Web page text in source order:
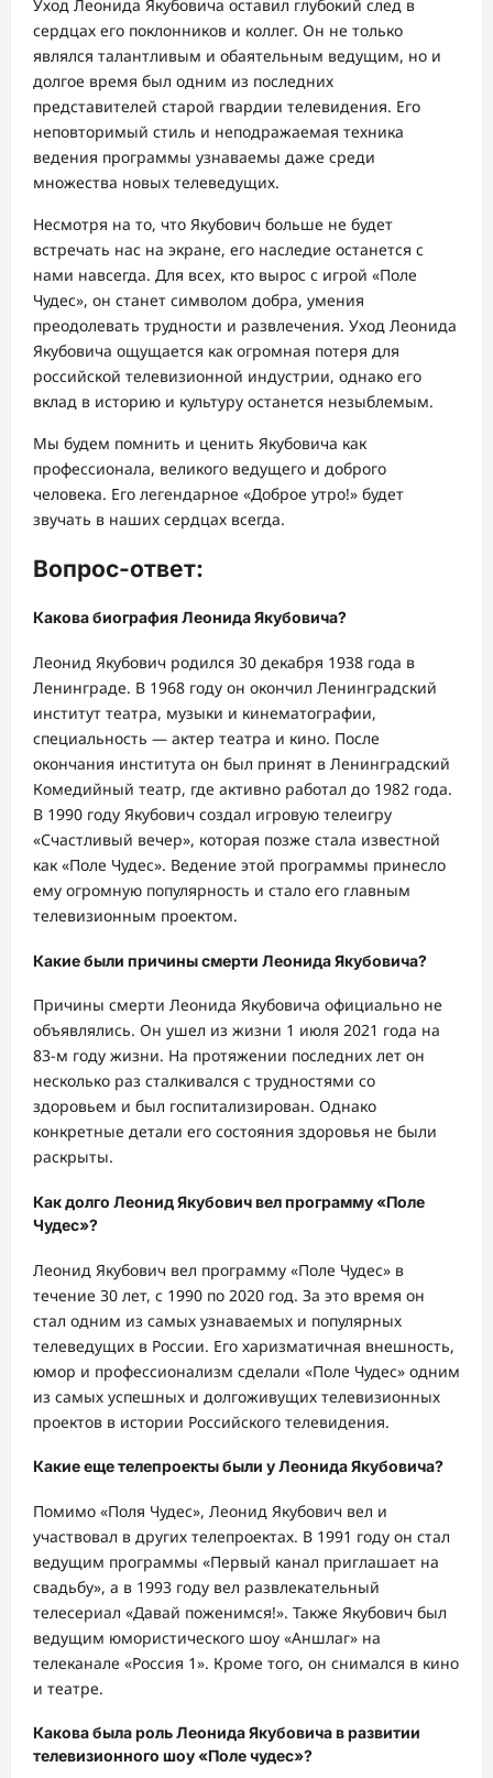
Уход Леонида Якубовича оставил глубокий след в
сердцах его поклонников и коллег. Он не только
являлся талантливым и обаятельным ведущим, но и
долгое время был одним из последних
представителей старой гвардии телевидения. Его
неповторимый стиль и неподражаемая техника
ведения программы узнаваемы даже среди
множества новых телеведущих.
Несмотря на то, что Якубович больше не будет
встречать нас на экране, его наследие останется с
нами навсегда. Для всех, кто вырос с игрой «Поле
Чудес», он станет символом добра, умения
преодолевать трудности и развлечения. Уход Леонида
Якубовича ощущается как огромная потеря для
российской телевизионной индустрии, однако его
вклад в историю и культуру останется незыблемым.
Мы будем помнить и ценить Якубовича как
профессионала, великого ведущего и доброго
человека. Его легендарное «Доброе утро!» будет
звучать в наших сердцах всегда.
Вопрос-ответ:
Какова биография Леонида Якубовича?
Леонид Якубович родился 30 декабря 1938 года в
Ленинграде. В 1968 году он окончил Ленинградский
институт театра, музыки и кинематографии,
специальность — актер театра и кино. После
окончания института он был принят в Ленинградский
Комедийный театр, где активно работал до 1982 года.
В 1990 году Якубович создал игровую телеигру
«Счастливый вечер», которая позже стала известной
как «Поле Чудес». Ведение этой программы принесло
ему огромную популярность и стало его главным
телевизионным проектом.
Какие были причины смерти Леонида Якубовича?
Причины смерти Леонида Якубовича официально не
объявлялись. Он ушел из жизни 1 июля 2021 года на
83-м году жизни. На протяжении последних лет он
несколько раз сталкивался с трудностями со
здоровьем и был госпитализирован. Однако
конкретные детали его состояния здоровья не были
раскрыты.
Как долго Леонид Якубович вел программу «Поле
Чудес»?
Леонид Якубович вел программу «Поле Чудес» в
течение 30 лет, с 1990 по 2020 год. За это время он
стал одним из самых узнаваемых и популярных
телеведущих в России. Его харизматичная внешность,
юмор и профессионализм сделали «Поле Чудес» одним
из самых успешных и долгоживущих телевизионных
проектов в истории Российского телевидения.
Какие еще телепроекты были у Леонида Якубовича?
Помимо «Поля Чудес», Леонид Якубович вел и
участвовал в других телепроектах. В 1991 году он стал
ведущим программы «Первый канал приглашает на
свадьбу», а в 1993 году вел развлекательный
телесериал «Давай поженимся!». Также Якубович был
ведущим юмористического шоу «Аншлаг» на
телеканале «Россия 1». Кроме того, он снимался в кино
и театре.
Какова была роль Леонида Якубовича в развитии
телевизионного шоу «Поле чудес»?